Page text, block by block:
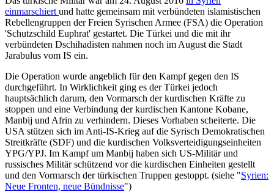
einmarschiert und hatte gemeinsam mit verbündeten islamistischen
Rebellengruppen der Freien Syrischen Armee (FSA) die Operation
'Schutzschild Euphrat' gestartet. Die Türkei und die mit ihr
verbündeten Dschihadisten nahmen noch im August die Stadt
Jarabulus vom IS ein.
Die Operation wurde angeblich für den Kampf gegen den IS
durchgeführt. In Wirklichkeit ging es der Türkei jedoch
hauptsächlich darum, den Vormarsch der kurdischen Kräfte zu
stoppen und eine Verbindung der kurdischen Kantone Kobane,
Manbij und Afrin zu verhindern. Dieses Vorhaben scheiterte. Die
USA stützen sich im Anti-IS-Krieg auf die Syrisch Demokratischen
Streitkräfte (SDF) und die kurdischen Volksverteidigungseinheiten
YPG/YPJ. Im Kampf um Manbij haben sich US-Militär und
russisches Militär schützend vor die kurdischen Einheiten gestellt
und den Vormarsch der türkischen Truppen gestoppt. (siehe "Syrien:
Neue Fronten, neue Bündnisse")